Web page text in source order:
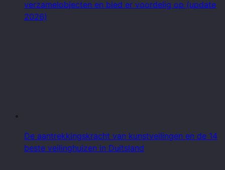
verzamelobjecten en bied er voordelig op (update
2026)
De aantrekkingskracht van kunstveilingen en de 14
beste veilinghuizen in Duitsland